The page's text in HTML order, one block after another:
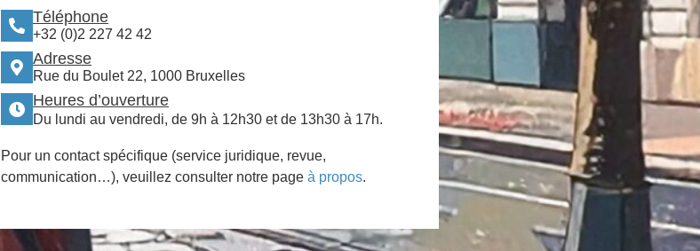
Téléphone
+32 (0)2 227 42 42
Adresse
Rue du Boulet 22, 1000 Bruxelles
Heures d’ouverture
Du lundi au vendredi, de 9h à 12h30 et de 13h30 à 17h.
Pour un contact spécifique (service juridique, revue,
communication…), veuillez consulter notre page à propos.